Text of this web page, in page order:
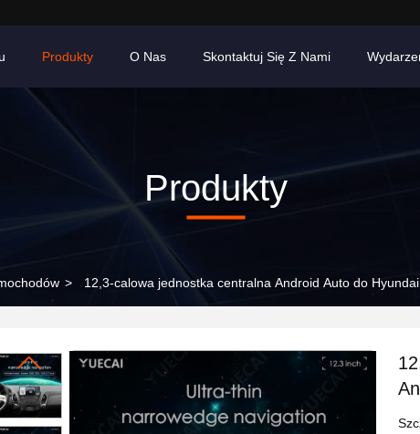
Produkty O Nas Skontaktuj Się Z Nami
Produkty
> 12,3-calowa jednostka centralna Android Auto do